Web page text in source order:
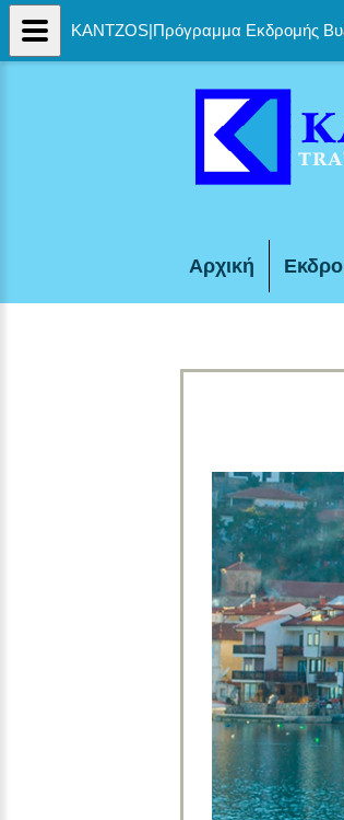
Αρχική
KANTZOS|Πρόγραμμα Εκδρομής